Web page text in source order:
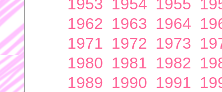
1953 1954 1955
1962 1963 1964
1971 1972 1973
1980 1981 1982
1989 1990 1991